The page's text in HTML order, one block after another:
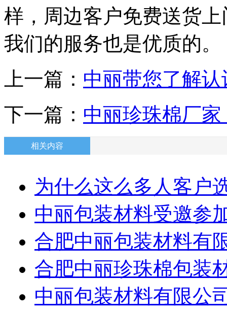
样，周边客户免费送货
我们的服务也是优质的。
上一篇： 中丽带您了解
下一篇： 中丽珍珠棉厂
相关内容
为什么这么多人客户
中丽包装材料受邀参
合肥中丽包装材料有
合肥中丽珍珠棉包装
中丽包装材料有限公